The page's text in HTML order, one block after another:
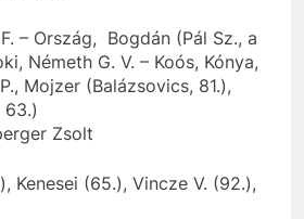
– Ország, Bogdán (Pál Sz., a
Németh G. V. – Koós, Kónya,
Mojzer (Balázsovics, 81.),
63.)
Zsolt
Kenesei (65.), Vincze V. (92.),